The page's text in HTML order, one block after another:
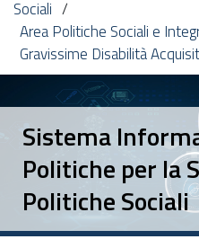
Sociali
Area Politiche Sociali e
Gravissime Disabilità
Sistema
Politiche per la
Politiche Sociali